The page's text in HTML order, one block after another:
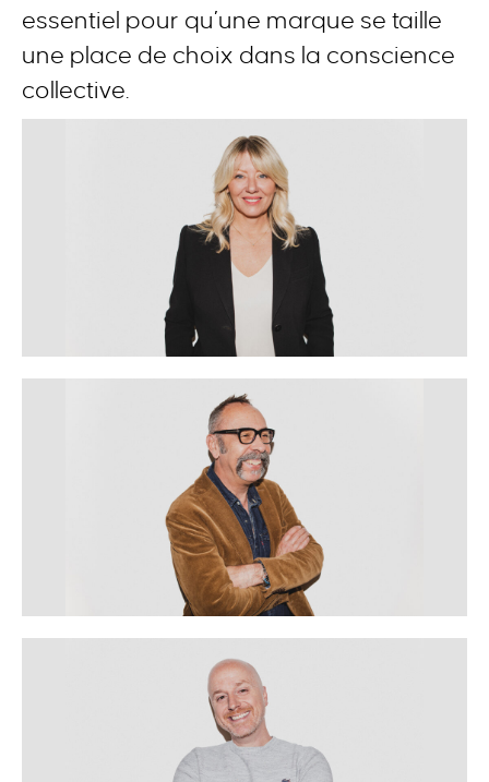
essentiel pour qu’une marque se taille
une place de choix dans la conscience
collective.